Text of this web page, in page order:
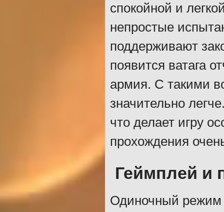
спокойной и
непростые
поддерживают
появится ватага
армия. С такими
значительно
что делает игру
прохождения
Геймплей и
Одиночный режим